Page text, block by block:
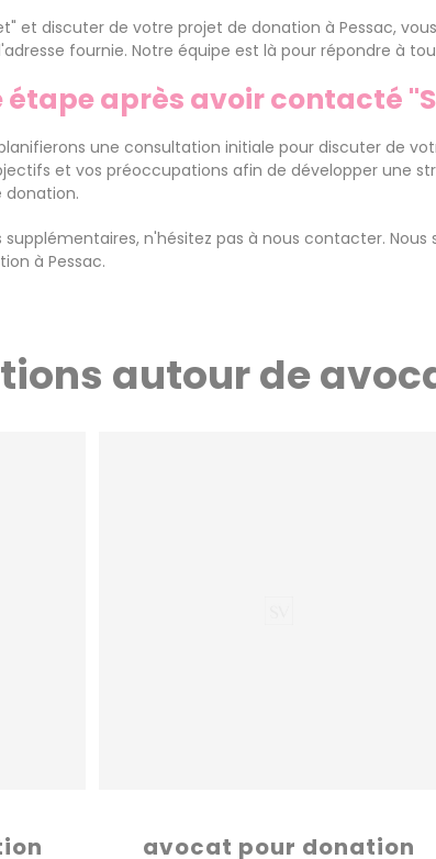
et discuter de votre projet de donation à Pessac,
fournie. Notre équipe est là pour répondre à
étape après avoir contacté
une consultation initiale pour discuter de
et vos préoccupations afin de développer une
donation.
n'hésitez pas à nous contacter.
à Pessac.
autour de
avocat pour donation